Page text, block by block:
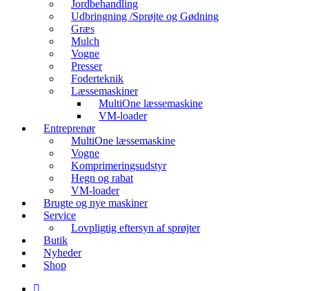
Jordbehandling
Udbringning /Sprøjte og Gødning
Græs
Mulch
Vogne
Presser
Foderteknik
Læssemaskiner
MultiOne læssemaskine
VM-loader
Entreprenør
MultiOne læssemaskine
Vogne
Komprimeringsudstyr
Hegn og rabat
VM-loader
Brugte og nye maskiner
Service
Lovpligtig eftersyn af sprøjter
Butik
Nyheder
Shop